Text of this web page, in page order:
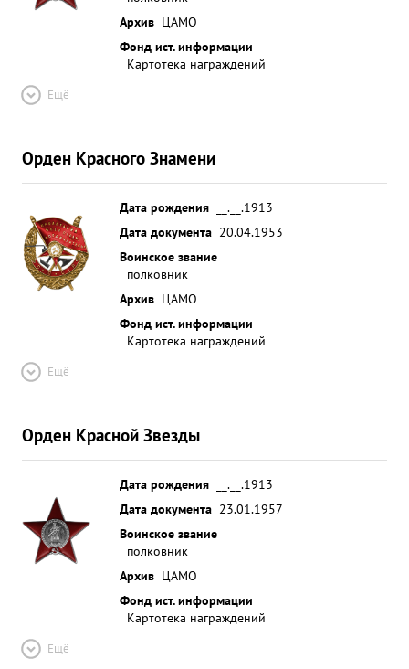
Архив ЦАМО
Фонд ист. информации
Картотека награждений
Ещё
Орден Красного Знамени
Дата рождения
__.__.1913
Дата документа 20.04.1953
Воинское звание
полковник
Архив ЦАМО
Фонд ист. информации
Картотека награждений
Ещё
Орден Красной Звезды
Дата рождения
__.__.1913
Дата документа 23.01.1957
Воинское звание
полковник
Архив ЦАМО
Фонд ист. информации
Картотека награждений
Ещё